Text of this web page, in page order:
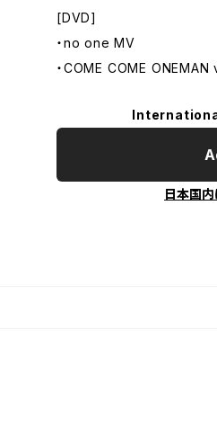
[DVD]
・no one MV
・COME COME ONEMAN
日本国